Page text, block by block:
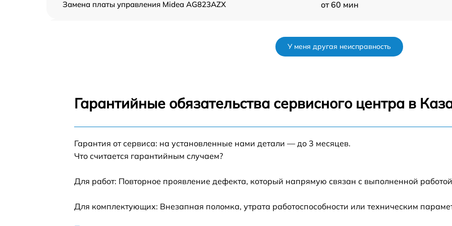
Замена платы управления Midea AG823AZX от 60 мин
Ремонт волновода Midea AG823AZX от 60 мин
AG823AZX
Замена блока управления Midea AG823AZX от 60 мин
У меня другая неисправность
Гарантийные обязательства сервисного центра в
Гарантия от сервиса: на установленные нами детали — до 3 месяцев.
Что считается гарантийным случаем?
Для работ: Повторное проявление дефекта, который напрямую связан с выполненной
Для комплектующих: Внезапная поломка, утрата работоспособности или техническим